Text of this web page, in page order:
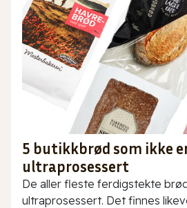
5 butikkbrød som ikke
ultraprosessert
De aller fleste ferdigstekte
ultraprosessert. Det finnes